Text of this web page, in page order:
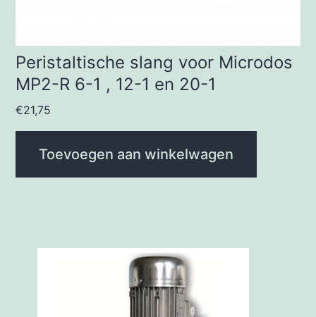
Peristaltische slang voor Microdos
MP2-R 6-1 , 12-1 en 20-1
€21,75
Toevoegen aan winkelwagen